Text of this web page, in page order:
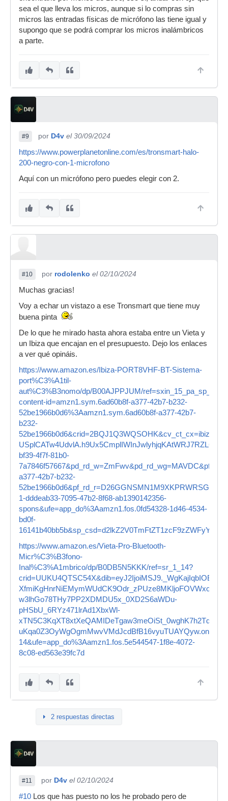
sea el que lleva los micros, aunque si lo compras sin
micros las entradas físicas de micrófono las tiene igual y
supongo que se podrá comprar los micros inalámbricos
a parte.
#9 por D4v el 30/09/2024
https://www.powerplanetonline.com/es/tronsmart-halo-
200-negro-con-1-microfono
Aquí con un micrófono pero puedes elegir con 2.
#10 por rodolenko el 02/10/2024
Muchas gracias!
Voy a echar un vistazo a ese Tronsmart que tiene muy
buena pinta
De lo que he mirado hasta ahora estaba entre un Vieta y
un Ibiza que encajan en el presupuesto. Dejo los enlaces
a ver qué opináis.
https://www.amazon.es/Ibiza-PORT8VHF-BT-Sistema-
port%C3%A1til-
aut%C3%B3nomo/dp/B00AJPPJUM/
content-id=amzn1.sym.6ad60b8f-a377-42b7-b232-
52be1966b0d6%3Aamzn1.sym.6ad60b8f-a377-42b7-
b232-
bf39-4f7f-81b0-
a377-42b7-b232-
1-dddeab33-7095-47b2-8f68-ab1390142356-
spons&ufe=app_do%3Aamzn1.fos.0fd54328-1d46-4534-
bd0f-
https://www.amazon.es/Vieta-Pro-Bluetooth-
Micr%C3%B3fono-
Inal%C3%A1mbrico/dp/B0DB5N5KKK/ref=sr_1_14?
w3lhGo78THy7PP2XDMDU5x_0XD2S6aWDu-
pHSbU_6RYz471lrAd1XbxWl-
14&ufe=app_do%3Aamzn1.fos.5e544547-1f8e-4072-
8c08-ed563e39fc7d
2 respuestas directas
#11 por D4v el 02/10/2024
#10 Los que has puesto no los he probado pero de